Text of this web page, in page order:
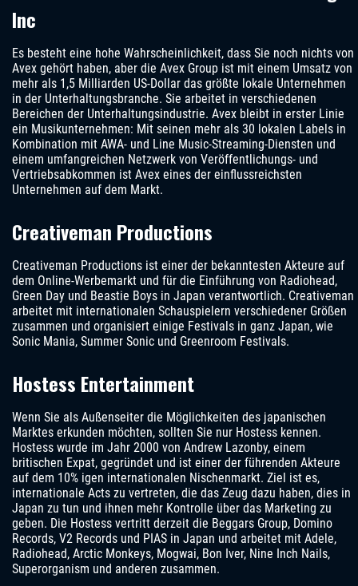
Inc
Es besteht eine hohe Wahrscheinlichkeit, dass Sie noch nichts von
Avex gehört haben, aber die Avex Group ist mit einem Umsatz von
mehr als 1,5 Milliarden US-Dollar das größte lokale Unternehmen
in der Unterhaltungsbranche. Sie arbeitet in verschiedenen
Bereichen der Unterhaltungsindustrie. Avex bleibt in erster Linie
ein Musikunternehmen: Mit seinen mehr als 30 lokalen Labels in
Kombination mit AWA- und Line Music-Streaming-Diensten und
einem umfangreichen Netzwerk von Veröffentlichungs- und
Vertriebsabkommen ist Avex eines der einflussreichsten
Unternehmen auf dem Markt.
Creativeman Productions
Creativeman Productions ist einer der bekanntesten Akteure auf
dem Online-Werbemarkt und für die Einführung von Radiohead,
Green Day und Beastie Boys in Japan verantwortlich. Creativeman
arbeitet mit internationalen Schauspielern verschiedener Größen
zusammen und organisiert einige Festivals in ganz Japan, wie
Sonic Mania, Summer Sonic und Greenroom Festivals.
Hostess Entertainment
Wenn Sie als Außenseiter die Möglichkeiten des japanischen
Marktes erkunden möchten, sollten Sie nur Hostess kennen.
Hostess wurde im Jahr 2000 von Andrew Lazonby, einem
britischen Expat, gegründet und ist einer der führenden Akteure
auf dem 10% igen internationalen Nischenmarkt. Ziel ist es,
internationale Acts zu vertreten, die das Zeug dazu haben, dies in
Japan zu tun und ihnen mehr Kontrolle über das Marketing zu
geben. Die Hostess vertritt derzeit die Beggars Group, Domino
Records, V2 Records und PIAS in Japan und arbeitet mit Adele,
Radiohead, Arctic Monkeys, Mogwai, Bon Iver, Nine Inch Nails,
Superorganism und anderen zusammen.